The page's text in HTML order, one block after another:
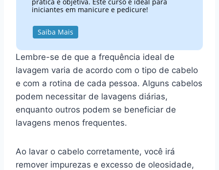
iniciantes em manicure e pedicure!
Saiba Mais
Lembre-se de que a frequência ideal de
lavagem varia de acordo com o tipo de cabelo
e com a rotina de cada pessoa. Alguns cabelos
podem necessitar de lavagens diárias,
enquanto outros podem se beneficiar de
lavagens menos frequentes.
Ao lavar o cabelo corretamente, você irá
remover impurezas e excesso de oleosidade,